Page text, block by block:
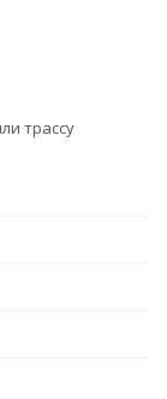
трассу